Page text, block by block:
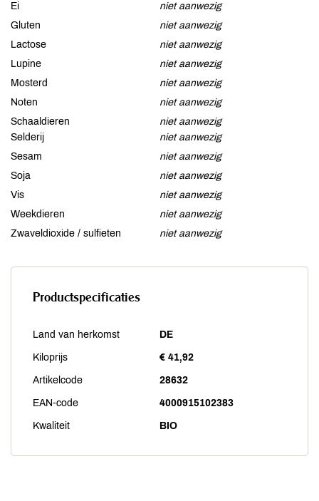
Ei
niet aanwezig
Gluten
niet aanwezig
Lactose
niet aanwezig
Lupine
niet aanwezig
Mosterd
niet aanwezig
Noten
niet aanwezig
Schaaldieren
niet aanwezig
Selderij
niet aanwezig
Sesam
niet aanwezig
Soja
niet aanwezig
Vis
niet aanwezig
Weekdieren
niet aanwezig
Zwaveldioxide / sulfieten
niet aanwezig
Productspecificaties
Land van herkomst DE
Kiloprijs € 41,92
Artikelcode 28632
EAN-code 4000915102383
Kwaliteit BIO